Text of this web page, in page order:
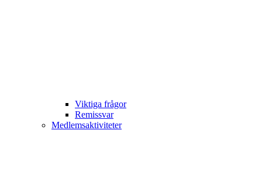
Viktiga frågor
Remissvar
Medlemsaktiviteter